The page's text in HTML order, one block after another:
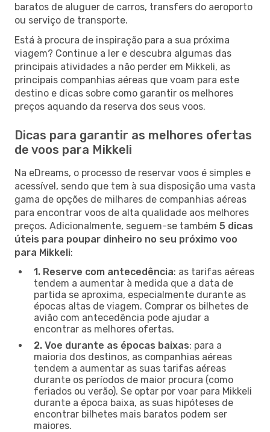
baratos de aluguer de carros, transfers do aeroporto
ou serviço de transporte.
Está à procura de inspiração para a sua próxima
viagem? Continue a ler e descubra algumas das
principais atividades a não perder em Mikkeli, as
principais companhias aéreas que voam para este
destino e dicas sobre como garantir os melhores
preços aquando da reserva dos seus voos.
Dicas para garantir as melhores ofertas
de voos para Mikkeli
Na eDreams, o processo de reservar voos é simples e
acessível, sendo que tem à sua disposição uma vasta
gama de opções de milhares de companhias aéreas
para encontrar voos de alta qualidade aos melhores
preços. Adicionalmente, seguem-se também 5 dicas
úteis para poupar dinheiro no seu próximo voo
para Mikkeli:
1. Reserve com antecedência: as tarifas aéreas
tendem a aumentar à medida que a data de
partida se aproxima, especialmente durante as
épocas altas de viagem. Comprar os bilhetes de
avião com antecedência pode ajudar a
encontrar as melhores ofertas.
2. Voe durante as épocas baixas: para a
maioria dos destinos, as companhias aéreas
tendem a aumentar as suas tarifas aéreas
durante os períodos de maior procura (como
feriados ou verão). Se optar por voar para Mikkeli
durante a época baixa, as suas hipóteses de
encontrar bilhetes mais baratos podem ser
maiores.